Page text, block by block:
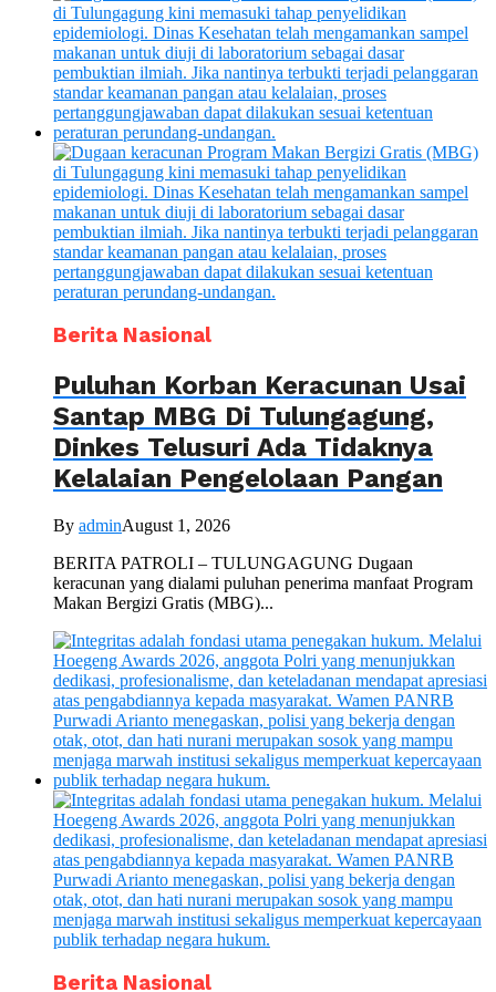
Berita Nasional
Puluhan Korban Keracunan Usai
Santap MBG Di Tulungagung,
Dinkes Telusuri Ada Tidaknya
Kelalaian Pengelolaan Pangan
By adminAugust 1, 2026
BERITA PATROLI – TULUNGAGUNG Dugaan
keracunan yang dialami puluhan penerima manfaat Program
Makan Bergizi Gratis (MBG)...
Berita Nasional